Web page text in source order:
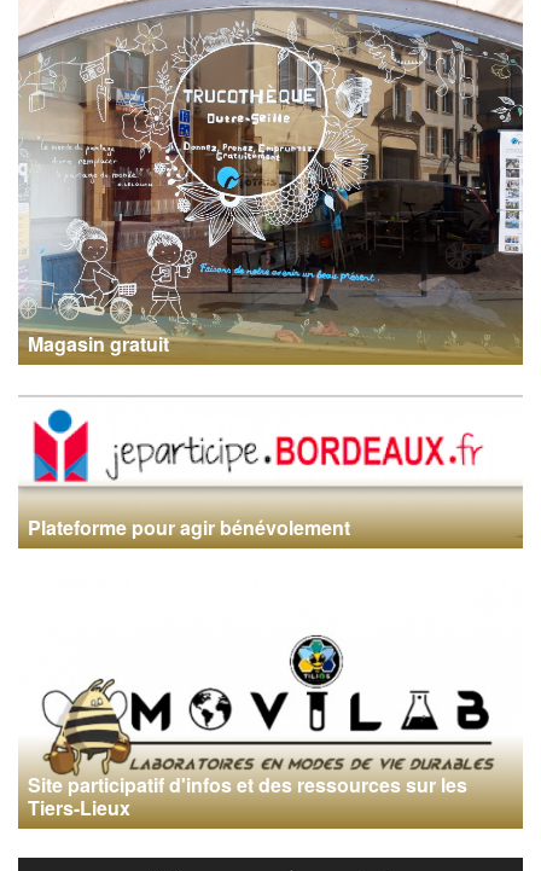
Magasin gratuit
Plateforme pour agir bénévolement
Site participatif d'infos et des ressources sur les
Tiers-Lieux